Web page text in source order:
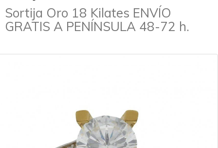
Sortija Oro 18 Kilates ENVÍO
GRATIS A PENÍNSULA 48-72 h.